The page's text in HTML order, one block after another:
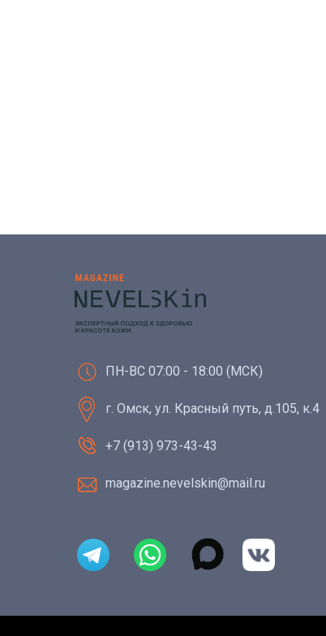
г. Омск, ул. Красный путь, д.105, к.4
+7 (913) 973-43-43
magazine.nevelskin@mail.ru
ПН-ВС 07:00 - 18:00 (МСК)